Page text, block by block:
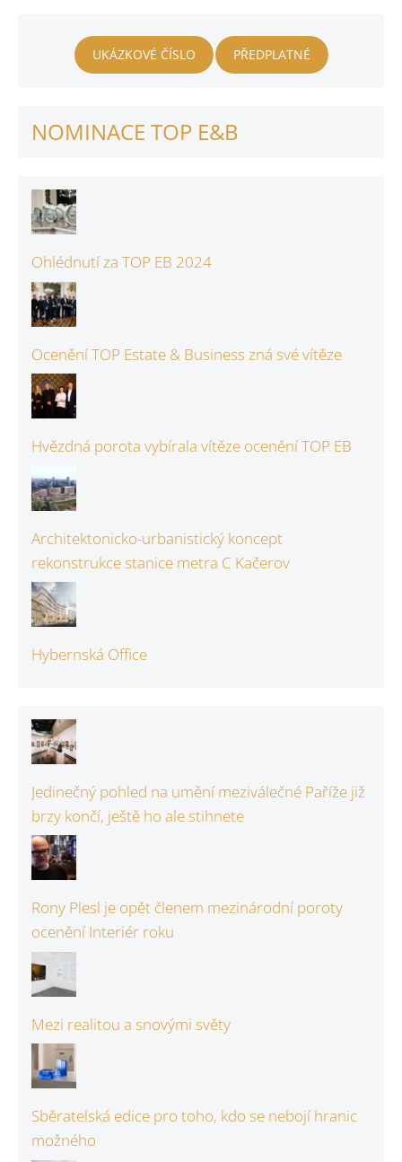
UKÁZKOVÉ ČÍSLO PŘEDPLATNÉ
NOMINACE TOP E&B
Ohlédnutí za TOP EB 2024
Ocenění TOP Estate & Business zná své vítěze
Hvězdná porota vybírala vítěze ocenění TOP EB
Architektonicko-urbanistický koncept
rekonstrukce stanice metra C Kačerov
Hybernská Office
Jedinečný pohled na umění meziválečné Paříže již
brzy končí, ještě ho ale stihnete
Rony Plesl je opět členem mezinárodní poroty
ocenění Interiér roku
Mezi realitou a snovými světy
Sběratelská edice pro toho, kdo se nebojí hranic
možného